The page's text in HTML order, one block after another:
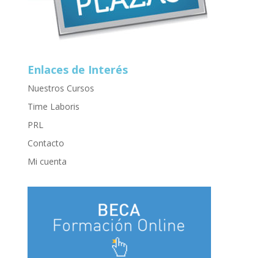
Enlaces de Interés
Nuestros Cursos
Time Laboris
PRL
Contacto
Mi cuenta